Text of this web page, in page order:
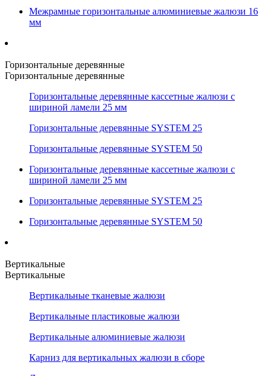
Межрамные горизонтальные алюминиевые жалюзи 16
мм
Горизонтальные деревянные
Горизонтальные деревянные
Горизонтальные деревянные кассетные жалюзи с
шириной ламели 25 мм
Горизонтальные деревянные SYSTEM 25
Горизонтальные деревянные SYSTEM 50
Горизонтальные деревянные кассетные жалюзи с
шириной ламели 25 мм
Горизонтальные деревянные SYSTEM 25
Горизонтальные деревянные SYSTEM 50
Вертикальные
Вертикальные
Вертикальные тканевые жалюзи
Вертикальные пластиковые жалюзи
Вертикальные алюминиевые жалюзи
Карниз для вертикальных жалюзи в сборе